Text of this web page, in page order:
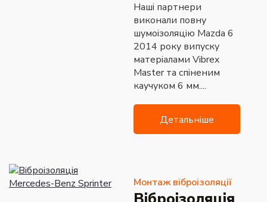
Наші партнери
виконали повну
шумоізоляцію Mazda 6
2014 року випуску
матеріалами Vibrex
Master та спіненим
каучуком 6 мм....
Детальніше
Монтаж віброізоляції